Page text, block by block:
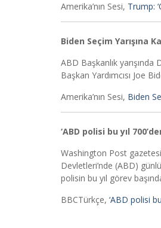
Amerika’nın Sesi, Trump:
Biden Seçim Yarışına
ABD Başkanlık
Başkan Yardımcısı Joe
Amerika’nın Sesi, Biden
‘ABD polisi bu yıl
Washington Post
Devletleri’nde (ABD)
polisin bu yıl görev
BBCTürkçe, ‘ABD polisi